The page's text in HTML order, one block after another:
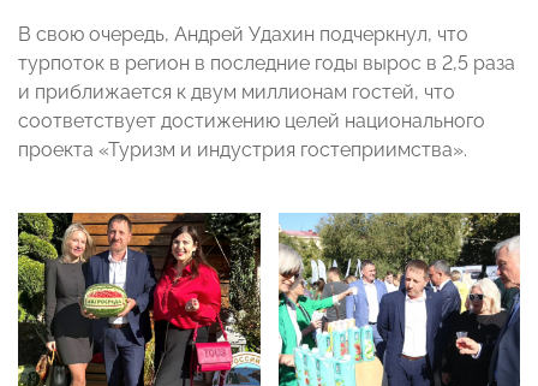
В свою очередь, Андрей Удахин подчеркнул, что
турпоток в регион в последние годы вырос в 2,5 раза
и приближается к двум миллионам гостей, что
соответствует достижению целей национального
проекта «Туризм и индустрия гостеприимства».